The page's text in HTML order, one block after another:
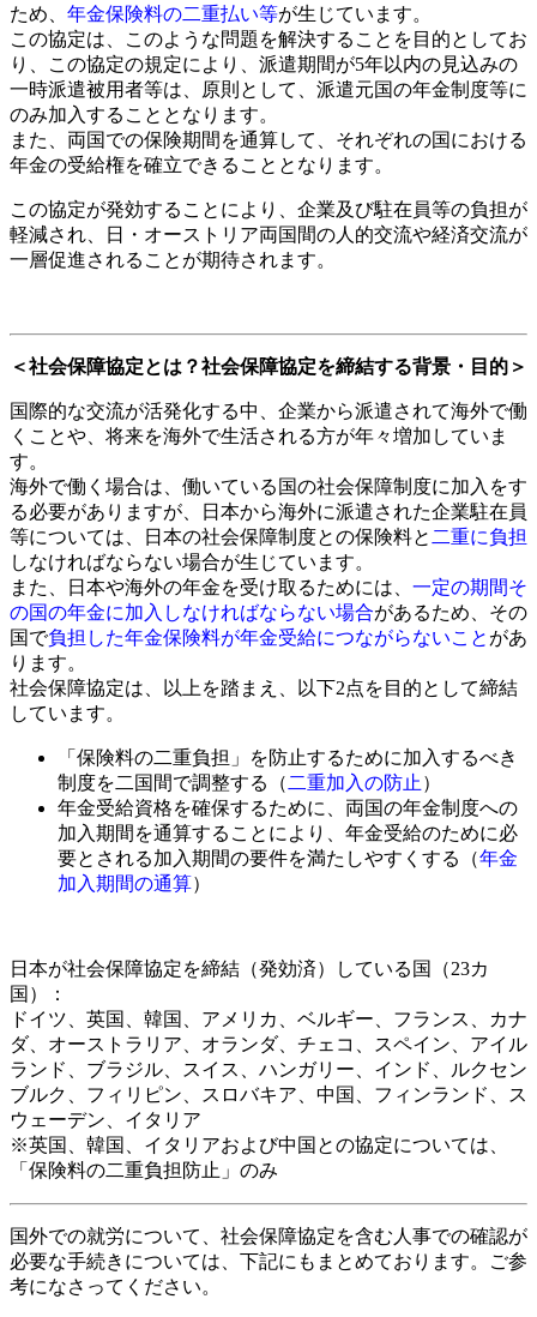
ため、 年金保険料の二重払い等が生じています。
この協定は、このような問題を解決することを目的としてお
り、この協定の規定により、派遣期間が5年以内の見込みの
一時派遣被用者等は、原則として、派遣元国の年金制度等に
のみ加入することとなります。
また、両国での保険期間を通算して、それぞれの国における
年金の受給権を確立できることとなります。
この協定が発効することにより、企業及び駐在員等の負担が
軽減され、日・オーストリア両国間の人的交流や経済交流が
一層促進されることが期待されます。
＜社会保障協定とは？社会保障協定を締結する背景・目的＞
国際的な交流が活発化する中、企業から派遣されて海外で働
くことや、将来を海外で生活される方が年々増加していま
す。
海外で働く場合は、働いている国の社会保障制度に加入をす
る必要がありますが、日本から海外に派遣された企業駐在員
等については、日本の社会保障制度との保険料と 二重に負担
しなければならない場合が生じています。
また、日本や海外の年金を受け取るためには、 一定の期間そ
の国の年金に加入しなければならない場合があるため、その
国で負担した年金保険料が年金受給につながらないこと があ
ります。
社会保障協定は、以上を踏まえ、以下2点を目的として締結
しています。
「保険料の二重負担」を防止するために加入するべき
制度を二国間で調整する（ 二重加入の防止 ）
年金受給資格を確保するために、両国の年金制度への
加入期間を通算することにより、年金受給のために必
要とされる加入期間の要件を満たしやすくする（年金
加入期間の通算）
日本が社会保障協定を締結（発効済）している国（23カ
国）：
ドイツ、英国、韓国、アメリカ、ベルギー、フランス、カナ
ダ、オーストラリア、オランダ、チェコ、スペイン、アイル
ランド、ブラジル、スイス、ハンガリー、インド、ルクセン
ブルク、フィリピン、スロバキア、中国、フィンランド、ス
ウェーデン、イタリア
※英国、韓国、イタリアおよび中国との協定については、
「保険料の二重負担防止」のみ
国外での就労について、社会保障協定を含む人事での確認が
必要な手続きについては、下記にもまとめております。ご参
考になさってください。